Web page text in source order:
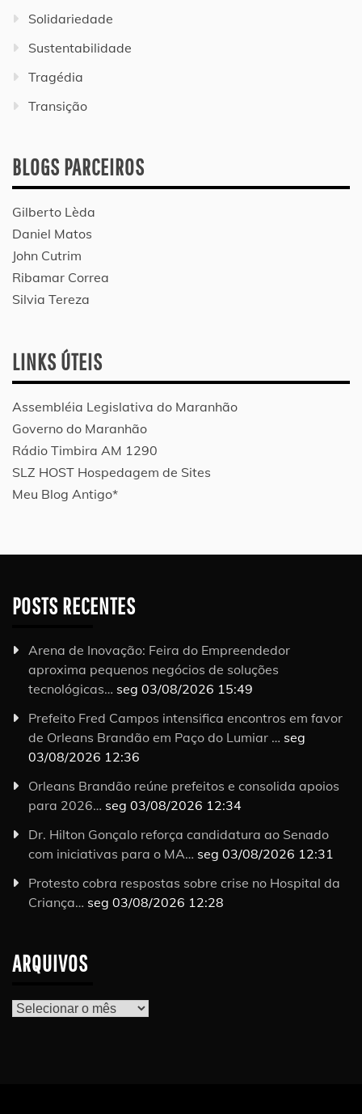
Solidariedade
Sustentabilidade
Tragédia
Transição
BLOGS PARCEIROS
Gilberto Lèda
Daniel Matos
John Cutrim
Ribamar Correa
Silvia Tereza
LINKS ÚTEIS
Assembléia Legislativa do Maranhão
Governo do Maranhão
Rádio Timbira AM 1290
SLZ HOST Hospedagem de Sites
Meu Blog Antigo*
POSTS RECENTES
Arena de Inovação: Feira do Empreendedor
aproxima pequenos negócios de soluções
tecnológicas… seg 03/08/2026 15:49
Prefeito Fred Campos intensifica encontros em favor
de Orleans Brandão em Paço do Lumiar … seg
03/08/2026 12:36
Orleans Brandão reúne prefeitos e consolida apoios
para 2026… seg 03/08/2026 12:34
Dr. Hilton Gonçalo reforça candidatura ao Senado
com iniciativas para o MA… seg 03/08/2026 12:31
Protesto cobra respostas sobre crise no Hospital da
Criança… seg 03/08/2026 12:28
ARQUIVOS
Arquivos